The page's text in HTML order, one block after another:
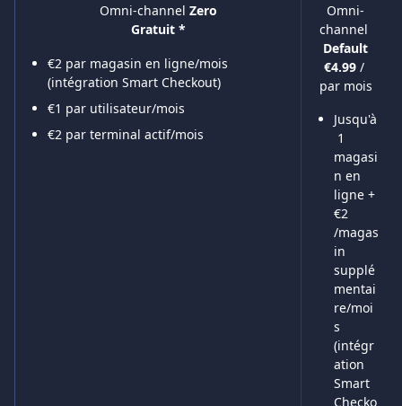
Omni-channel Zero
Gratuit *
€2 par magasin en ligne/mois
(intégration Smart Checkout)
€1 par utilisateur/mois
€2 par terminal actif/mois
Omni-
channel
Default
€4.99 /
par mois
Jusqu'à
1
magasi
n en
ligne +
€2
/magas
in
supplé
mentai
re/moi
s
(intégr
ation
Smart
Checko